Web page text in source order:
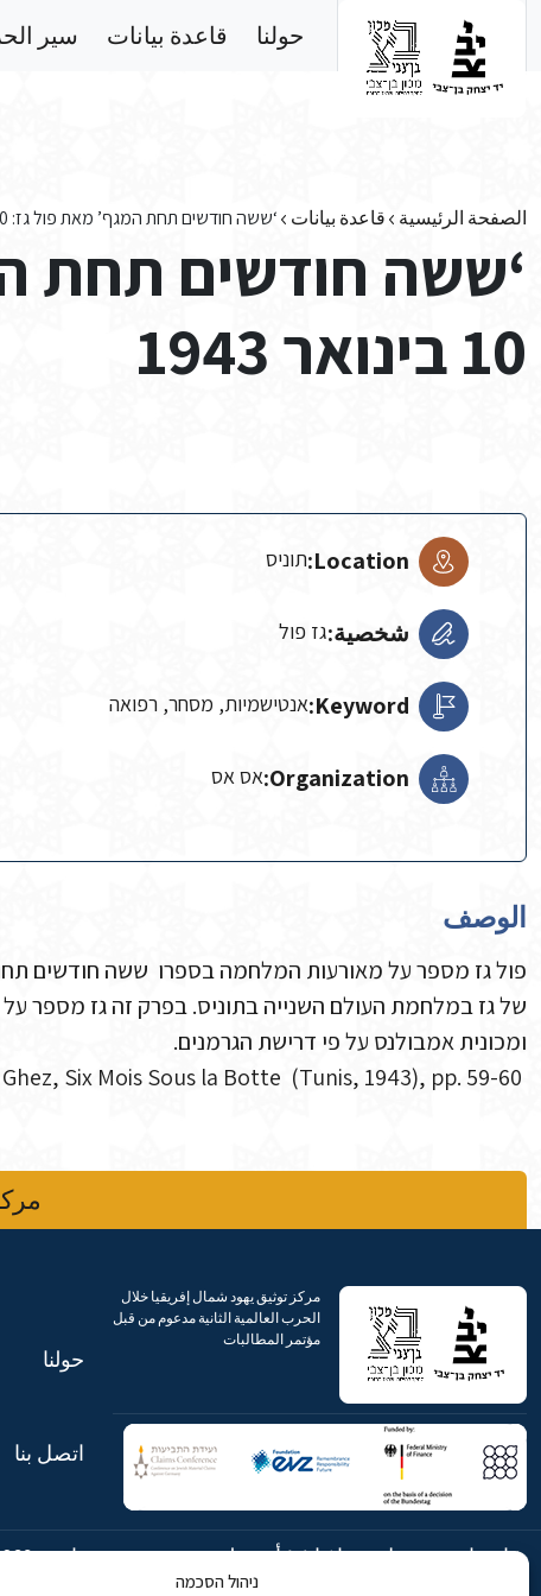
ניהול הסכמה
حولنا قاعدة بيانات سير
الصفحة الرئيسية قاعدة بيانات ‘ששה חודשים תחת המגף’ מאת פול גז: 10 בינואר 1943
‘ששה חודשים תחת
10 בינואר 1943
Location: תוניס
شخصية:גז פול
Keyword: אנטישמיות, מסחר, רפואה
Organization: אס אס
الوصف
ומכונית אמבולנס על פי דרישת הגרמנים.
مركز توثيق يهود شمال إفريقيا خلال
الحرب العالمية الثانية مدعوم من قبل
مؤتمر المطالبات
حولنا
اتصل بنا
شارع ابن جبيرول، رحافيا ١٤ أورشليم
هاتف: